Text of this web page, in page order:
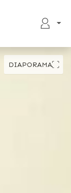
DIAPORAMA